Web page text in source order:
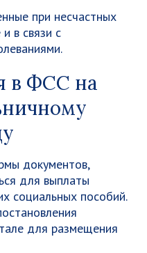
при несчастных
в связи с
в ФСС на
документов,
для выплаты
социальных пособий.
для размещения